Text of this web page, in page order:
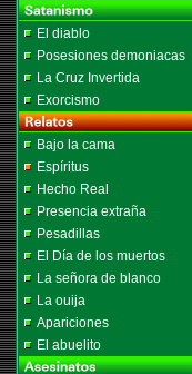
El diablo
Posesiones demoniacas
La Cruz Invertida
Exorcismo
Bajo la cama
Espíritus
Hecho Real
Presencia extraña
Pesadillas
El Día de los muertos
La señora de blanco
La ouija
Apariciones
El abuelito